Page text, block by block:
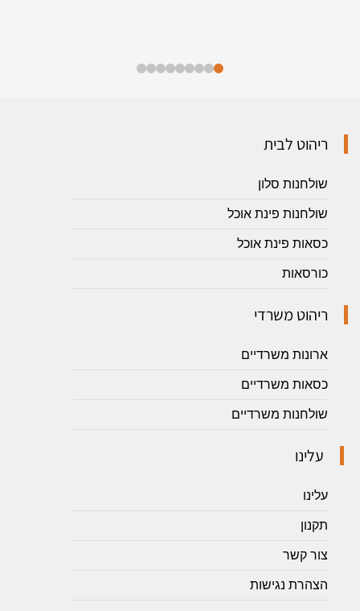
ריהוט לבית
שולחנות סלון
שולחנות פינת אוכל
כסאות פינת אוכל
כורסאות
ריהוט משרדי
ארונות משרדיים
כסאות משרדיים
שולחנות משרדיים
עלינו
עלינו
תקנון
צור קשר
הצהרת נגישות